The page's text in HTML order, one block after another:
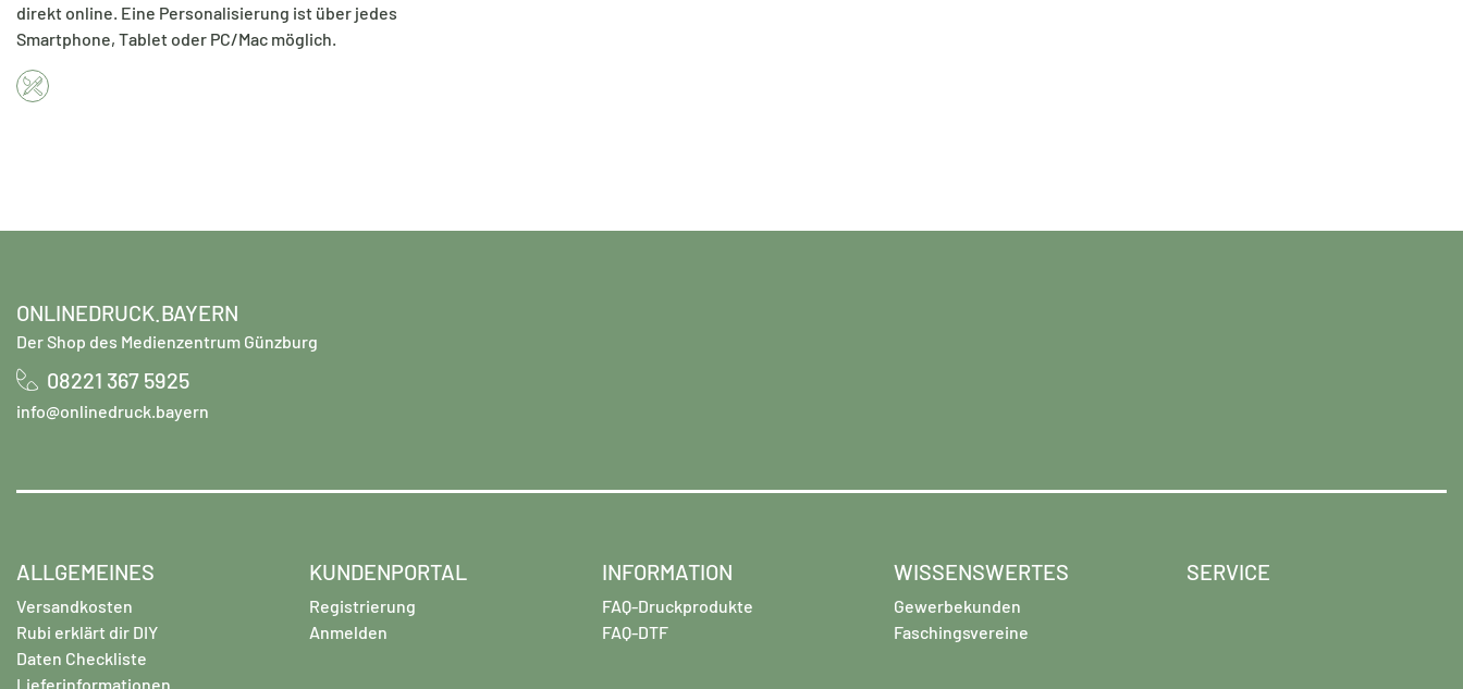
direkt online. Eine Personalisierung ist über jedes
Smartphone, Tablet oder PC/Mac möglich.
ONLINEDRUCK.BAYERN
Der Shop des Medienzentrum Günzburg
08221 367 5925
info@onlinedruck.bayern
ALLGEMEINES
Versandkosten
Rubi erklärt dir DIY
Daten Checkliste
Lieferinformationen
KUNDENPORTAL
Registrierung
Anmelden
INFORMATION
FAQ-Druckprodukte
FAQ-DTF
WISSENSWERTES
Gewerbekunden
Faschingsvereine
SERVICE